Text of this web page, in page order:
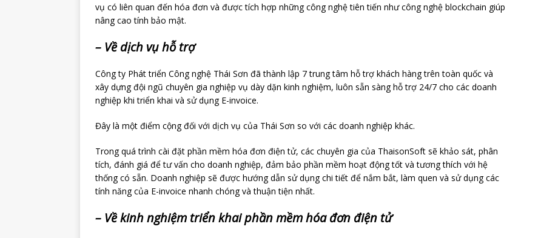
vụ có liên quan đến hóa đơn và được tích hợp những công nghệ tiên tiến như công nghệ blockchain giúp
nâng cao tính bảo mật.
– Về dịch vụ hỗ trợ
Công ty Phát triển Công nghệ Thái Sơn đã thành lập 7 trung tâm hỗ trợ khách hàng trên toàn quốc và
xây dựng đội ngũ chuyên gia nghiệp vụ dày dặn kinh nghiệm, luôn sẵn sàng hỗ trợ 24/7 cho các doanh
nghiệp khi triển khai và sử dụng E-invoice.
Đây là một điểm cộng đối với dịch vụ của Thái Sơn so với các doanh nghiệp khác.
Trong quá trình cài đặt phần mềm hóa đơn điện tử, các chuyên gia của ThaisonSoft sẽ khảo sát, phân
tích, đánh giá để tư vấn cho doanh nghiệp, đảm bảo phần mềm hoạt động tốt và tương thích với hệ
thống có sẵn. Doanh nghiệp sẽ được hướng dẫn sử dụng chi tiết để nắm bắt, làm quen và sử dụng các
tính năng của E-invoice nhanh chóng và thuận tiện nhất.
– Về kinh nghiệm triển khai phần mềm hóa đơn điện tử